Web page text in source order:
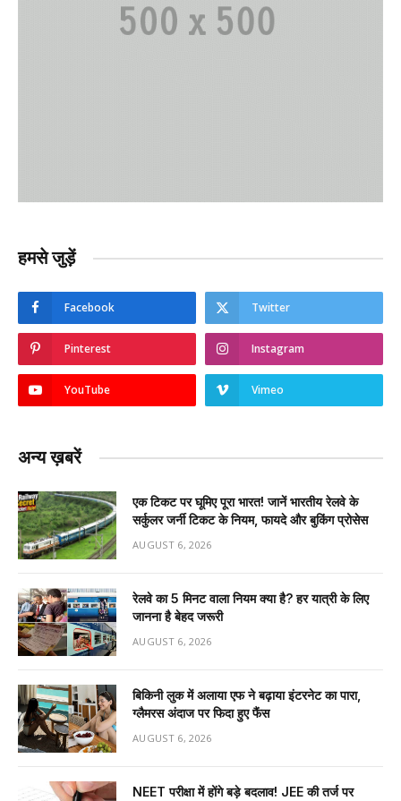
हमसे जुड़ें
Facebook Twitter
Pinterest Instagram
YouTube Vimeo
अन्य ख़बरें
एक टिकट पर घूमिए पूरा भारत! जानें भारतीय रेलवे के
सर्कुलर जर्नी टिकट के नियम, फायदे और बुकिंग प्रोसेस
AUGUST 6, 2026
रेलवे का 5 मिनट वाला नियम क्या है? हर यात्री के लिए
जानना है बेहद जरूरी
AUGUST 6, 2026
बिकिनी लुक में अलाया एफ ने बढ़ाया इंटरनेट का पारा,
ग्लैमरस अंदाज पर फिदा हुए फैंस
AUGUST 6, 2026
NEET परीक्षा में होंगे बड़े बदलाव! JEE की तर्ज पर